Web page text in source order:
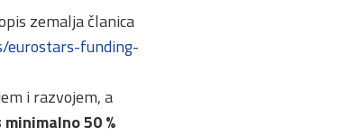
zemalja članica
eurostars-funding-
i razvojem, a
50 %